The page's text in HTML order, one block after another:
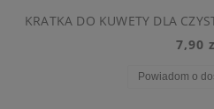
SIANKO ŁĄKOWE
17,90
Do